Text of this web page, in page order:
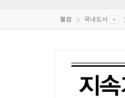
웰컴 국내도서